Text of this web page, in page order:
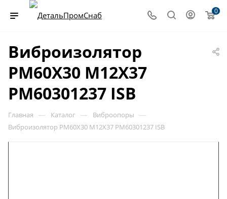
0
Виброизолятор
PM60X30 M12X37
PM60301237 ISB
Главная — Каталог — Виброопоры —
Виброизолятор PM60X30 M12X37 PM60301237 ISB